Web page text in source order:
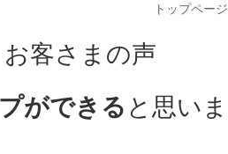
トップページ
客さまの声
ができる と思いま